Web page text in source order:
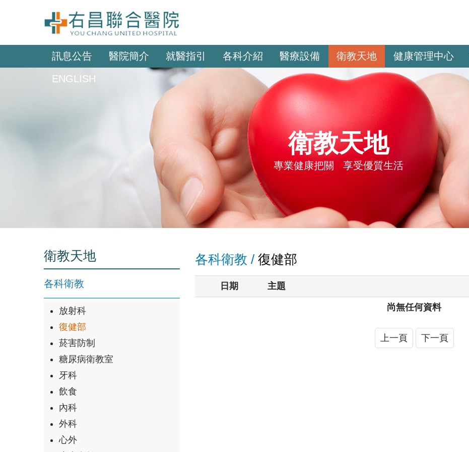
訊息公告 醫院簡介 就醫指引 各科介紹 醫療設備 衛教天地 健康管理中心
ENGLISH
衛教天地
專業健康把關 享受優質生活
衛教天地
各科衛教
放射科
復健部
菸害防制
糖尿病衛教室
牙科
飲食
內科
外科
心外
各科衛教 / 復健部
日期 主題
尚無任何資料
上一頁 下一頁